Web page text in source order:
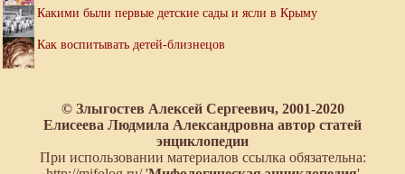
Какими были первые детские сады и ясли в Крыму
Как воспитывать детей-близнецов
© Злыгостев Алексей Сергеевич, 2001-2020
Елисеева Людмила Александровна автор статей
энциклопедии
При использовании материалов ссылка обязательна: